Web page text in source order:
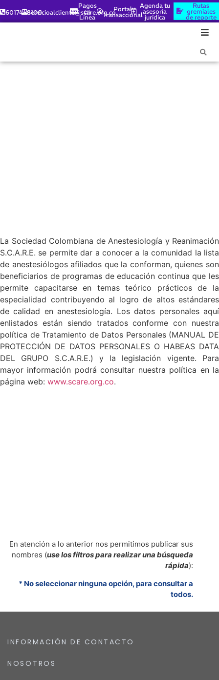
6017448100servicioalcliente@scare.org.co
Pagos
en
Línea
Portal
Transaccional
Agenda tu
asesoría
jurídica
Rutas
gremiales
de reporte
La Sociedad Colombiana de Anestesiología y Reanimación
S.C.A.R.E. se permite dar a conocer a la comunidad la lista
de anestesiólogos afiliados que la conforman, quienes son
beneficiarios de programas de educación continua que les
permite capacitarse en temas teórico prácticos de la
especialidad contribuyendo al logro de altos estándares
de calidad en anestesiología. Los datos personales aquí
enlistados están siendo tratados conforme con nuestra
política de Tratamiento de Datos Personales (MANUAL DE
PROTECCIÓN DE DATOS PERSONALES O HABEAS DATA
DEL GRUPO S.C.A.R.E.) y la legislación vigente. Para
mayor información podrá consultar nuestra política en la
página web: www.scare.org.co.
En atención a lo anterior nos permitimos publicar sus
nombres (use los filtros para realizar una búsqueda
rápida):
* No seleccionar ninguna opción, para consultar a
todos.
INFORMACIÓN DE CONTACTO
NOSOTROS